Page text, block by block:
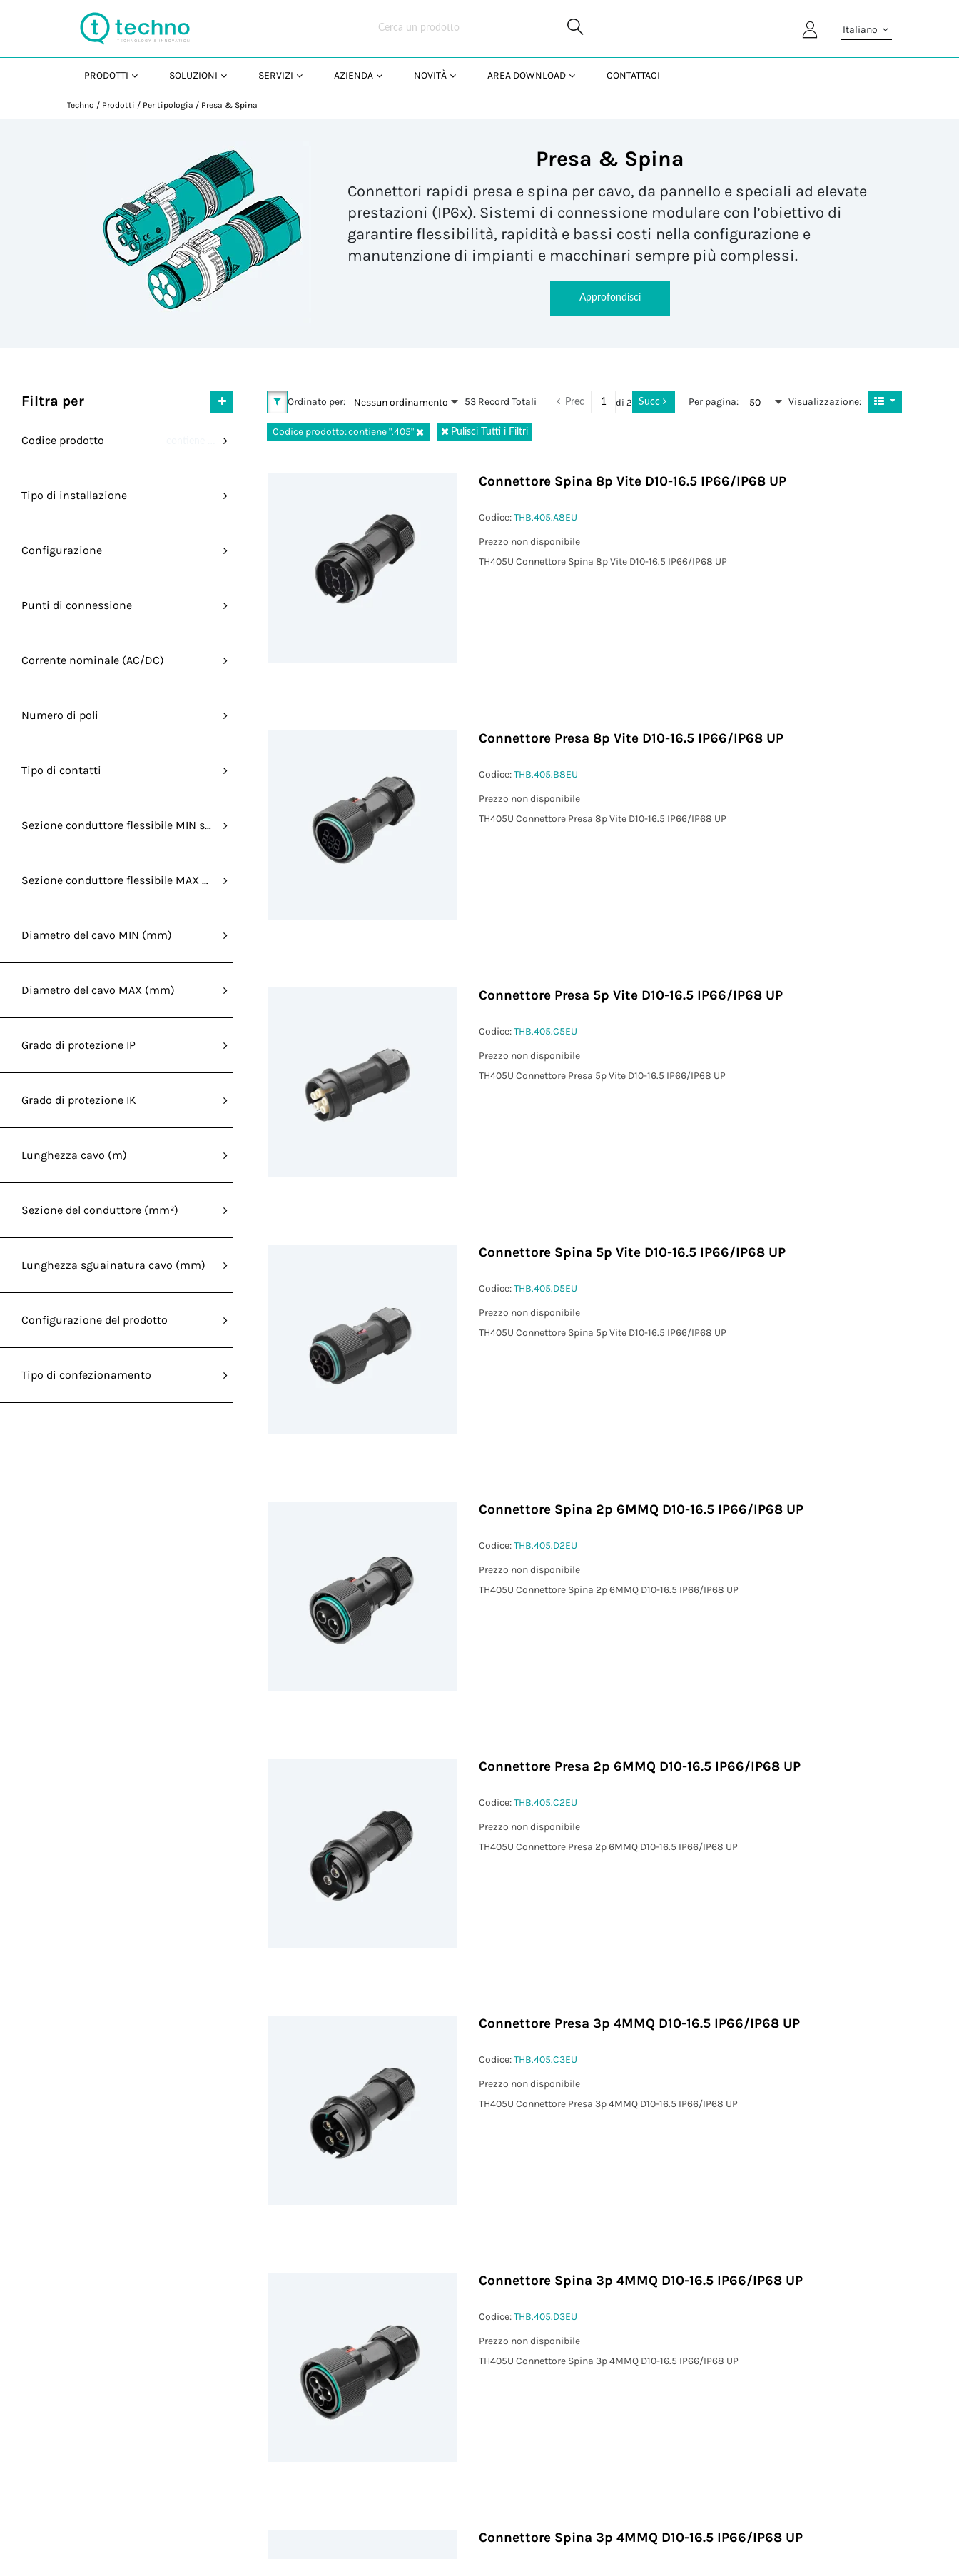
Italiano
PRODOTTI SOLUZIONI SERVIZI AZIENDA NOVITÀ AREA DOWNLOAD CONTATTACI
Techno / Prodotti / Per tipologia / Presa & Spina
Presa & Spina
Connettori rapidi presa e spina per cavo, da pannello e speciali ad elevate
prestazioni (IP6x). Sistemi di connessione modulare con l’obiettivo di
garantire flessibilità, rapidità e bassi costi nella configurazione e
manutenzione di impianti e macchinari sempre più complessi.
Approfondisci
Filtra per
Codice prodotto contiene ".405"
Tipo di installazione
Configurazione
Punti di connessione
Corrente nominale (AC/DC)
Numero di poli
Tipo di contatti
Sezione conduttore flessibile MIN senza capocorda (mm²)
Sezione conduttore flessibile MAX senza capocorda (mm²)
Diametro del cavo MIN (mm)
Diametro del cavo MAX (mm)
Grado di protezione IP
Grado di protezione IK
Lunghezza cavo (m)
Sezione del conduttore (mm²)
Lunghezza sguainatura cavo (mm)
Configurazione del prodotto
Tipo di confezionamento
Ordinato per: Nessun ordinamento 53 Record Totali Prec di2 Succ Per pagina: 50 Visualizzazione:
Codice prodotto:contiene ".405" Pulisci Tutti i Filtri
Connettore Spina 8p Vite D10-16.5 IP66/IP68 UP
Codice:THB.405.A8EU
Prezzo non disponibile
TH405U Connettore Spina 8p Vite D10-16.5 IP66/IP68 UP
Connettore Presa 8p Vite D10-16.5 IP66/IP68 UP
Codice:THB.405.B8EU
Prezzo non disponibile
TH405U Connettore Presa 8p Vite D10-16.5 IP66/IP68 UP
Connettore Presa 5p Vite D10-16.5 IP66/IP68 UP
Codice:THB.405.C5EU
Prezzo non disponibile
TH405U Connettore Presa 5p Vite D10-16.5 IP66/IP68 UP
Connettore Spina 5p Vite D10-16.5 IP66/IP68 UP
Codice:THB.405.D5EU
Prezzo non disponibile
TH405U Connettore Spina 5p Vite D10-16.5 IP66/IP68 UP
Connettore Spina 2p 6MMQ D10-16.5 IP66/IP68 UP
Codice:THB.405.D2EU
Prezzo non disponibile
TH405U Connettore Spina 2p 6MMQ D10-16.5 IP66/IP68 UP
Connettore Presa 2p 6MMQ D10-16.5 IP66/IP68 UP
Codice:THB.405.C2EU
Prezzo non disponibile
TH405U Connettore Presa 2p 6MMQ D10-16.5 IP66/IP68 UP
Connettore Presa 3p 4MMQ D10-16.5 IP66/IP68 UP
Codice:THB.405.C3EU
Prezzo non disponibile
TH405U Connettore Presa 3p 4MMQ D10-16.5 IP66/IP68 UP
Connettore Spina 3p 4MMQ D10-16.5 IP66/IP68 UP
Codice:THB.405.D3EU
Prezzo non disponibile
TH405U Connettore Spina 3p 4MMQ D10-16.5 IP66/IP68 UP
Connettore Spina 3p 4MMQ D10-16.5 IP66/IP68 UP